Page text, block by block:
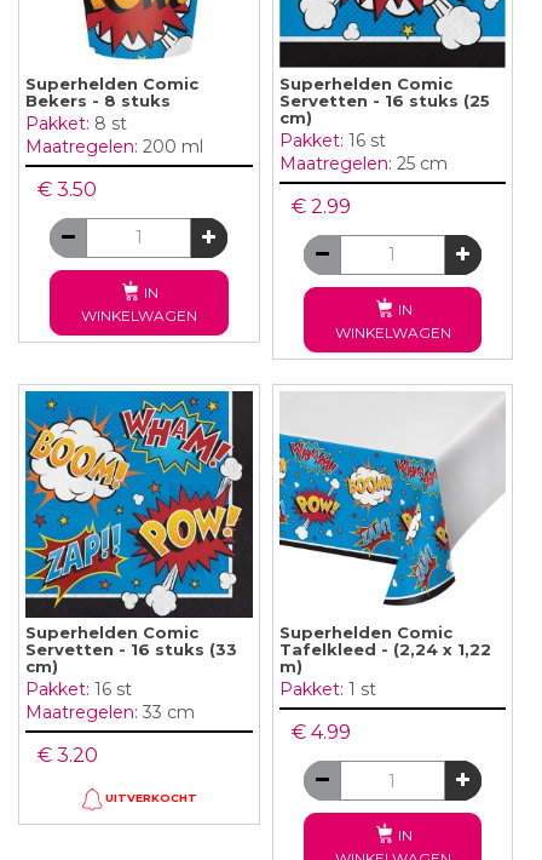
Superhelden Comic
Bekers - 8 stuks
Pakket: 8 st
Maatregelen: 200 ml
€ 3.50
IN
WINKELWAGEN
Superhelden Comic
Servetten - 16 stuks (25
cm)
Pakket: 16 st
Maatregelen: 25 cm
€ 2.99
IN
WINKELWAGEN
Superhelden Comic
Servetten - 16 stuks (33
cm)
Pakket: 16 st
Maatregelen: 33 cm
€ 3.20
UITVERKOCHT
Superhelden Comic
Tafelkleed - (2,24 x 1,22
m)
Pakket: 1 st
€ 4.99
IN